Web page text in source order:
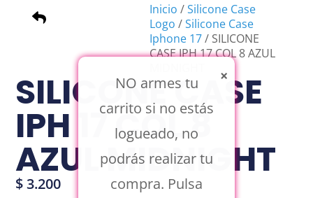
Inicio /Silicone Case
Logo /Silicone Case
Iphone 17/ SILICONE
CASE IPH 17 COL 8 AZUL
SILICONE CASE
IPH 17 COL 8
AZUL MIDNIGHT
$3.200
×
NO armes tu
carrito si no estás
logueado, no
podrás realizar tu
compra. Pulsa